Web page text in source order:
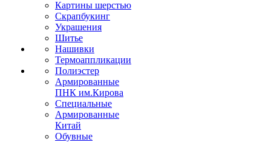
Картины шерстью
Скрапбукинг
Украшения
Шитье
Нашивки
Термоаппликации
Полиэстер
Армированные
ПНК им.Кирова
Специальные
Армированные
Китай
Обувные